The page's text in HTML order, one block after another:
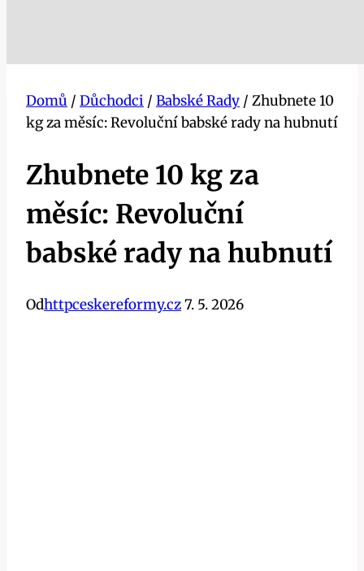
Domů / Důchodci / Babské Rady / Zhubnete 10
kg za měsíc: Revoluční babské rady na hubnutí
Zhubnete 10 kg za
měsíc: Revoluční
babské rady na hubnutí
Odhttpceskereformy.cz7. 5. 2026